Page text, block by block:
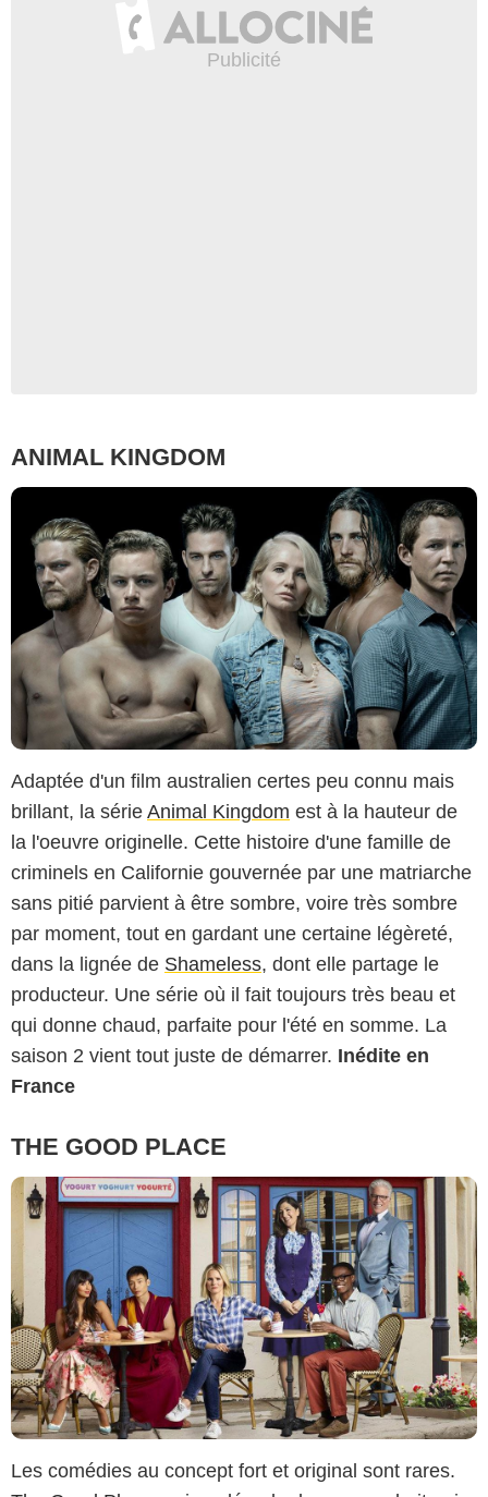
ANIMAL KINGDOM
Adaptée d'un film australien certes peu connu mais
brillant, la série Animal Kingdom est à la hauteur de
la l'oeuvre originelle. Cette histoire d'une famille de
criminels en Californie gouvernée par une matriarche
sans pitié parvient à être sombre, voire très sombre
par moment, tout en gardant une certaine légèreté,
dans la lignée de Shameless, dont elle partage le
producteur. Une série où il fait toujours très beau et
qui donne chaud, parfaite pour l'été en somme. La
saison 2 vient tout juste de démarrer. Inédite en
France
THE GOOD PLACE
Les comédies au concept fort et original sont rares.